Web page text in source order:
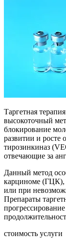
Таргетная
высокоточный
блокирование
развитии и
тирозинкиназ
отвечающие за
Данный метод
карциноме (ГЦК),
или при
Препараты
стоимость услуги